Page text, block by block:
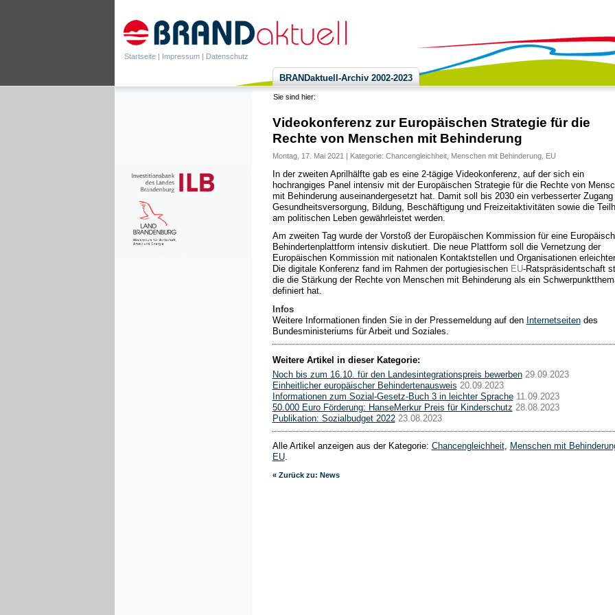
Startseite | Impressum | Datenschutz
BRANDaktuell-Archiv 2002-2023
Sie sind hier:
Videokonferenz zur Europäischen Strategie für die
Rechte von Menschen mit Behinderung
Montag, 17. Mai 2021 | Kategorie: Chancengleichheit, Menschen mit Behinderung, EU
In der zweiten Aprilhälfte gab es eine 2-tägige Videokonferenz, auf der sich ein
hochrangiges Panel intensiv mit der Europäischen Strategie für die Rechte von
mit Behinderung auseinandergesetzt hat. Damit soll bis 2030 ein verbesserter Zugang
Gesundheitsversorgung, Bildung, Beschäftigung und Freizeitaktivitäten sowie die
am politischen Leben gewährleistet werden.
Am zweiten Tag wurde der Vorstoß der Europäischen Kommission für eine
Behindertenplattform intensiv diskutiert. Die neue Plattform soll die Vernetzung der
Europäischen Kommission mit nationalen Kontaktstellen und Organisationen
Die digitale Konferenz fand im Rahmen der portugiesischen EU-Ratspräsidentschaft
die die Stärkung der Rechte von Menschen mit Behinderung als ein
definiert hat.
Infos
Weitere Informationen finden Sie in der Pressemeldung auf den Internetseitendes
Bundesministeriums für Arbeit und Soziales.
Weitere Artikel in dieser Kategorie:
Noch bis zum 16.10. für den Landesintegrationspreis bewerben 29.09.2023
Einheitlicher europäischer Behindertenausweis 20.09.2023
Informationen zum Sozial-Gesetz-Buch 3 in leichter Sprache 11.09.2023
50.000 Euro Förderung: HanseMerkur Preis für Kinderschutz 28.08.2023
Publikation: Sozialbudget 2022 23.08.2023
Alle Artikel anzeigen aus der Kategorie: Chancengleichheit, Menschen mit
EU.
« Zurück zu: News